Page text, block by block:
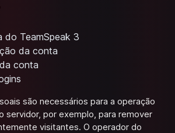
do TeamSpeak 3
da conta
conta
são necessários para a operação
servidor, por exemplo, para remover
visitantes. O operador do